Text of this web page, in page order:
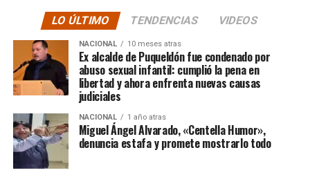
sino que se superó con creces. De hecho, el último
cómputo dado a conocer reveló la suma total de
$3.689.545.200.
Según Camila Gómez, el excedente de casi $200
millones sería destinadopara los costos médicos
asociados al suministro del Elevidys «porque los 3.500
millonessolo incluye el frasco del fármaco y no los
otros gastos relacionados con los tres meses del
tratamiento
«, indicó a Meganonoticias.cl
LO ÚLTIMO TENDENCIAS VIDEOS
NACIONAL 10 meses atras
Ex alcalde de Puqueldón fue condenado por
abuso sexual infantil: cumplió la pena en
libertad y ahora enfrenta nuevas causas
judiciales
NACIONAL 1 año atras
Miguel Ángel Alvarado, «Centella Humor»,
denuncia estafa y promete mostrarlo todo